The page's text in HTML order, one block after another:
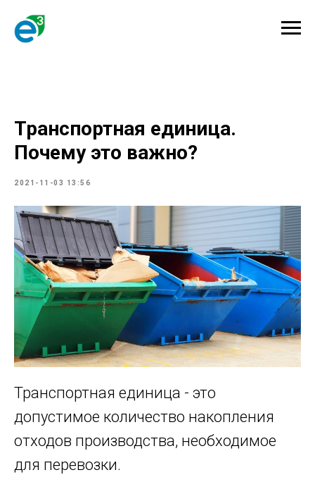
Транспортная единица.
Почему это важно?
2021-11-03 13:56
Транспортная единица - это
допустимое количество накопления
отходов производства, необходимое
для перевозки.